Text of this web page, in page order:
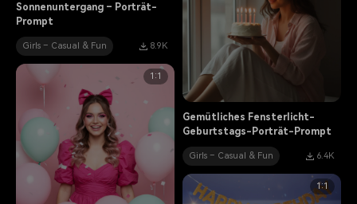
Sonnenuntergang – Porträt-
Prompt
Girls – Casual & Fun 8.9K
Gemütliches Fensterlicht-
Geburtstags-Porträt-Prompt
Girls – Casual & Fun 6.4K
1:1
1:1